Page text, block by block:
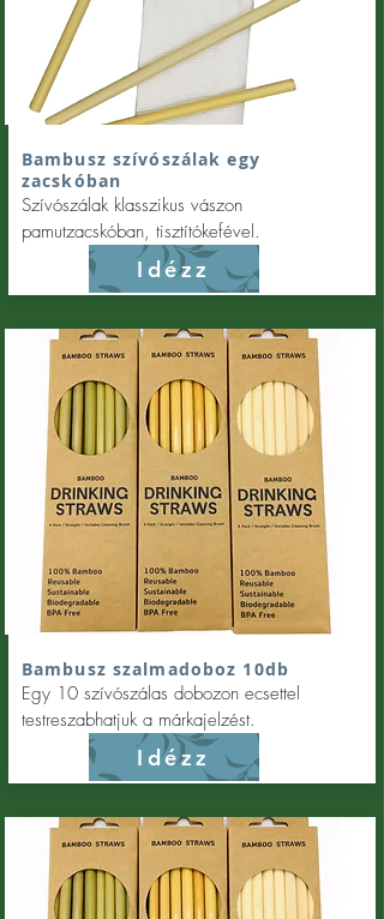
Bambusz szívószálak egy
zacskóban
Szívószálak klasszikus vászon
pamutzacskóban, tisztítókefével.
Idézz
Bambusz szalmadoboz 10db
Egy 10 szívószálas dobozon ecsettel
testreszabhatjuk a márkajelzést.
Idézz